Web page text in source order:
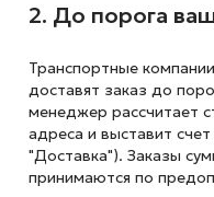
2. До порога
Транспортные
доставят заказ до
менеджер рассчитает
адреса и выставит
"Доставка"). Заказы
принимаются по